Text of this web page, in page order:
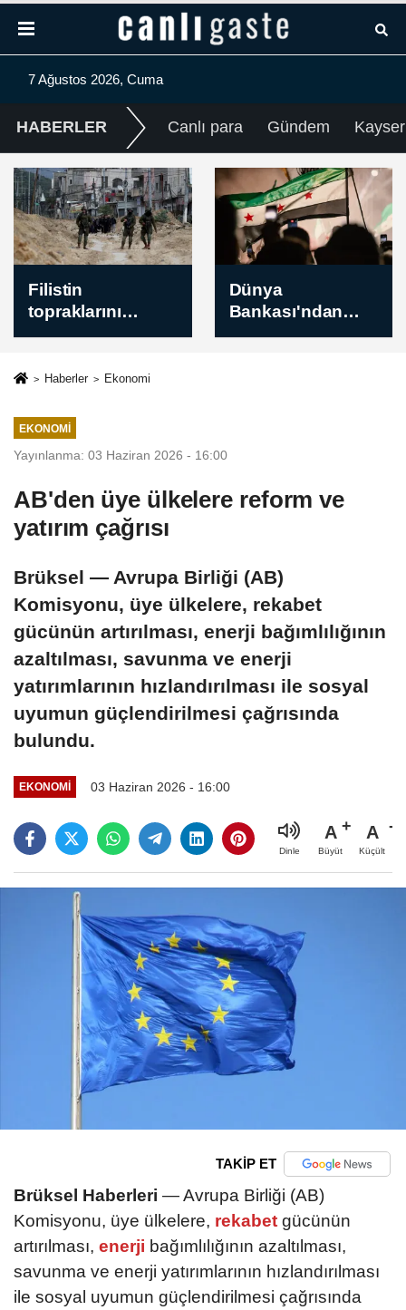
7 Ağustos 2026, Cuma
HABERLER Canlı para Gündem
Dünya
Bankası'ndan
Suriye'nin finans
modernizasyonu
dolarlık hibe
Kayserispor
Başkanı Ali
Çamlı'dan
Haberler Ekonomi
EKONOMI
Yayınlanma: 03 Haziran 2026 - 16:00
AB'den üye ülkelere reform ve
yatırım çağrısı
Brüksel — Avrupa Birliği (AB)
Komisyonu, üye ülkelere, rekabet
gücünün artırılması, enerji bağımlılığının
azaltılması, savunma ve enerji
yatırımlarının hızlandırılması ile sosyal
uyumun güçlendirilmesi çağrısında
bulundu.
EKONOMI 03 Haziran 2026 - 16:00
Dinle
A
Büyüt
A
Küçült
TAKİP ET
Brüksel Haberleri — Avrupa Birliği (AB)
Komisyonu, üye ülkelere, rekabet gücünün
artırılması, enerji bağımlılığının azaltılması,
savunma ve enerji yatırımlarının hızlandırılması
ile sosyal uyumun güçlendirilmesi çağrısında